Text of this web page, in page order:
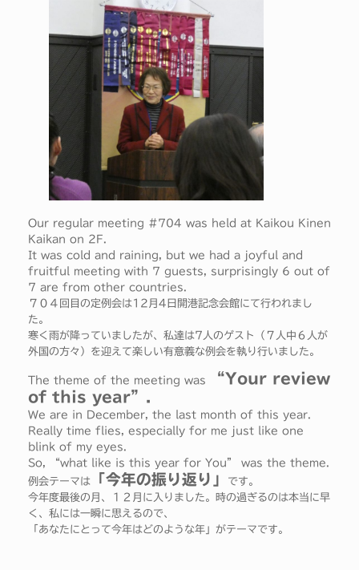
Our regular meeting #704 was held at Kaikou Kinen
Kaikan on 2F.
It was cold and raining, but we had a joyful and
fruitful meeting with 7 guests, surprisingly 6 out of
7 are from other countries.
７０４回目の定例会は12月4日開港記念会館にて行われまし
た。
寒く雨が降っていましたが、私達は7人のゲスト（７人中６人が
外国の方々）を迎えて楽しい有意義な例会を執り行いました。
The theme of the meeting was
“Your review
of this year”.
We are in December, the last month of this year.
Really time flies, especially for me just like one
blink of my eyes.
So, “what like is this year for You” was the theme.
例会テーマは
「今年の振り返り」
です。
今年度最後の月、１２月に入りました。時の過ぎるのは本当に早
く、私には一瞬に思えるので、
「あなたにとって今年はどのような年」がテーマです。